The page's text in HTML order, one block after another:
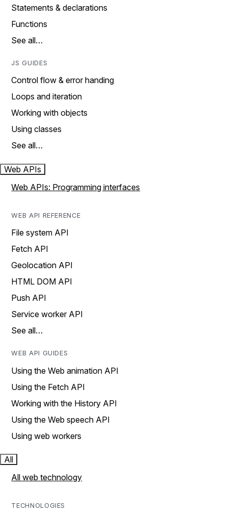
Statements & declarations
Functions
See all…
JS GUIDES
Control flow & error handing
Loops and iteration
Working with objects
Using classes
See all…
Web APIs
Web APIs: Programming interfaces
WEB API REFERENCE
File system API
Fetch API
Geolocation API
HTML DOM API
Push API
Service worker API
See all…
WEB API GUIDES
Using the Web animation API
Using the Fetch API
Working with the History API
Using the Web speech API
Using web workers
All
All web technology
TECHNOLOGIES